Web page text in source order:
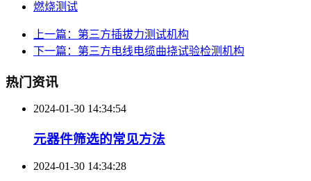
燃烧测试
上一篇：第三方插拔力测试机构
下一篇：第三方电线电缆曲挠试验检测机构
热门资讯
2024-01-30 14:34:54
元器件筛选的常见方法
2024-01-30 14:34:28